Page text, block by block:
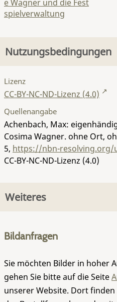
e Wagner und die Fest
spielverwaltung
Nutzungsbedingungen
Lizenz
CC-BY-NC-ND-Lizenz (4.0)
Quellenangabe
Achenbach, Max:
Cosima Wagner. ohne Ort,
5, https://nbn-resolving.org/
CC-BY-NC-ND-Lizenz (4.0)
Weiteres
Bildanfragen
Sie möchten Bilder in hoher
gehen Sie bitte auf die Seite
unserer Website. Dort